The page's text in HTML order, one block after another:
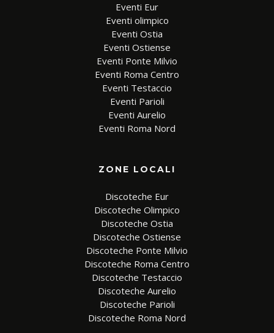
Eventi Eur
Eventi olimpico
Eventi Ostia
Eventi Ostiense
Eventi Ponte Milvio
Eventi Roma Centro
Eventi Testaccio
Eventi Parioli
Eventi Aurelio
Eventi Roma Nord
ZONE LOCALI
Discoteche Eur
Discoteche Olimpico
Discoteche Ostia
Discoteche Ostiense
Discoteche Ponte Milvio
Discoteche Roma Centro
Discoteche Testaccio
Discoteche Aurelio
Discoteche Parioli
Discoteche Roma Nord